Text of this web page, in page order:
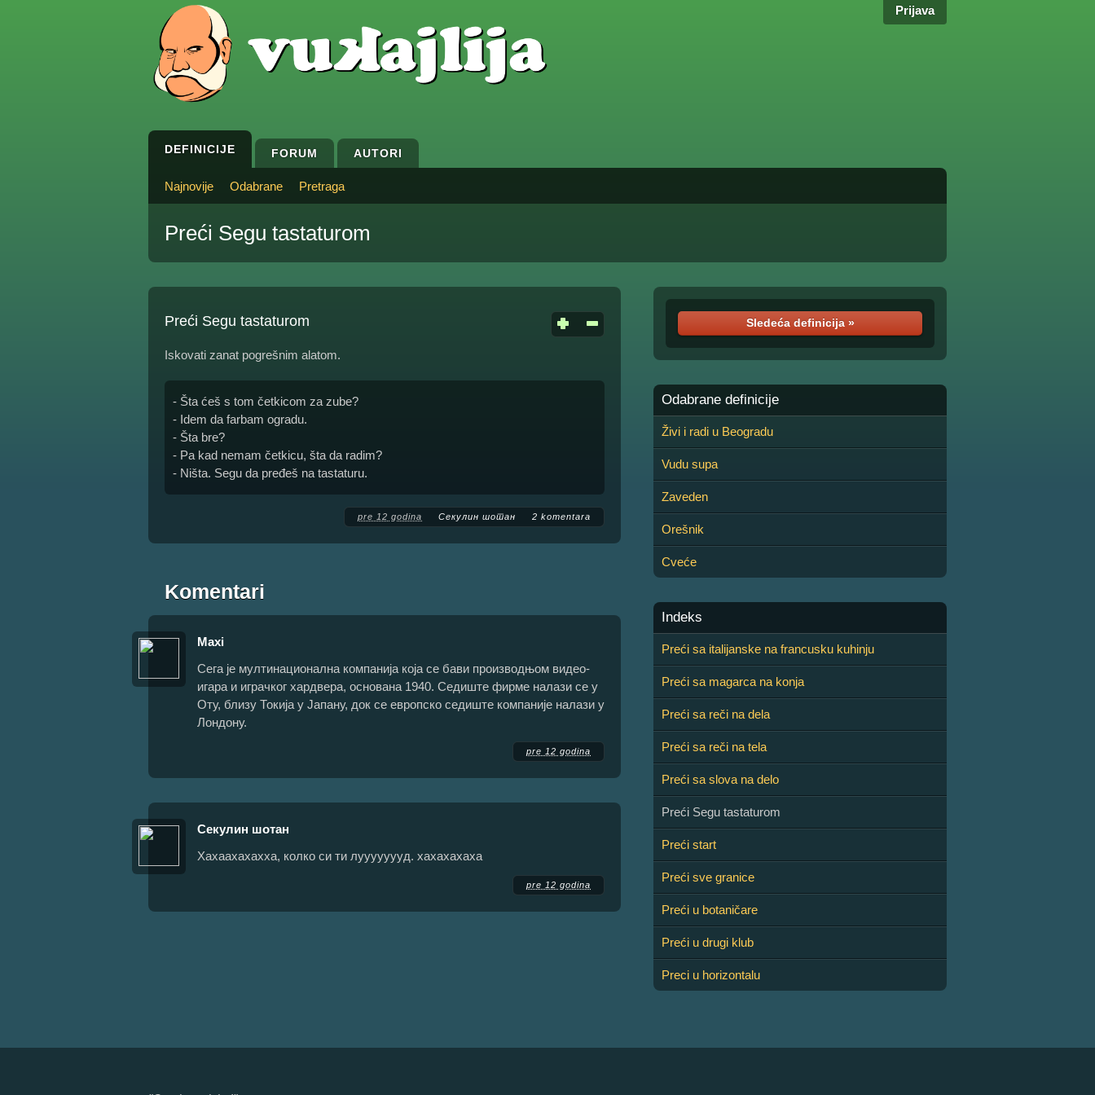
Prijava
DEFINICIJE FORUM AUTORI
Najnovije Odabrane Pretraga
Preći Segu tastaturom
Preći Segu tastaturom
Iskovati zanat pogrešnim alatom.
- Šta ćeš s tom četkicom za zube?
- Idem da farbam ogradu.
- Šta bre?
- Pa kad nemam četkicu, šta da radim?
- Ništa. Segu da pređeš na tastaturu.
pre 12 godina Секулин шотан 2 komentara
Komentari
Maxi
Сега је мултинационална компанија која се бави производњом видео-
игара и играчког хардвера, основана 1940. Седиште фирме налази се у
Оту, близу Токија у Јапану, док се европско седиште компаније налази у
Лондону.
pre 12 godina
Секулин шотан
Хахаахахахха, колко си ти луууууууд. хахахахаха
pre 12 godina
Sledeća definicija »
Odabrane definicije
Živi i radi u Beogradu
Vudu supa
Zaveden
Orešnik
Cveće
Indeks
Preći sa italijanske na francusku kuhinju
Preći sa magarca na konja
Preći sa reči na dela
Preći sa reči na tela
Preći sa slova na delo
Preći Segu tastaturom
Preći start
Preći sve granice
Preći u botaničare
Preći u drugi klub
Preci u horizontalu